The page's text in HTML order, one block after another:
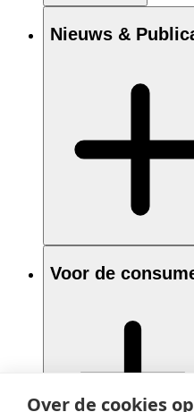
Over de cookies
Nieuws &
Voor de